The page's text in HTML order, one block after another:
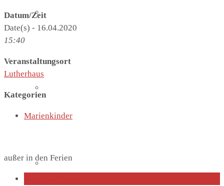
Gemeindeleben
Datum/Zeit
Date(s) - 16.04.2020
15:40
Veranstaltungsort
Lutherhaus
Kategorien
Marienkinder
außer in den Ferien